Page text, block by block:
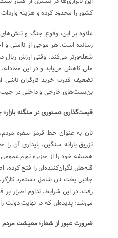
کشور را محدود کرده و هزینه
علاوه بر این، وقوع جنگ و
رسانده است. هر موجی از ناامنی و
شعله‌ورتر می‌کند. وقتی ارزش ریال
ملی کاهش می‌یابد و در این
تضعیف قدرت خرید کارگران ناشی
بن‌بست‌های خارجی و داخلی در جیب
قیمت‌گذاری دستوری در منگنه بازار؛
نان به عنوان خط قرمز سفره
تزریق یارانه سنگین، پایداری آن
همیشه خود را از جزیره تورم
قله‌های نگران‌کننده‌ای را فتح
جانبی پخت نان شامل دستمزد
رفت. در این شرایط، تداوم اصرار
می‌شد؛ پدیده‌ای که در نهایت دولت
ضرورت عبور از شعار؛ معیشت مردم